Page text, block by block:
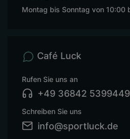
Montag bis Sonntag von 10:00
Café Luck
Rufen Sie uns an
+49 36842 5399449
Schreiben Sie uns
info@sportluck.de